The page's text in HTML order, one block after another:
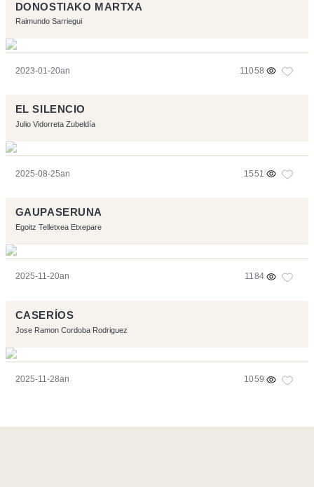
DONOSTIAKO MARTXA
Raimundo Sarriegui
2023-01-20an 11058
EL SILENCIO
Julio Vidorreta Zubeldía
2025-08-25an 1551
GAUPASERUNA
Egoitz Telletxea Etxepare
2025-11-20an 1184
CASERÍOS
Jose Ramon Cordoba Rodriguez
2025-11-28an 1059